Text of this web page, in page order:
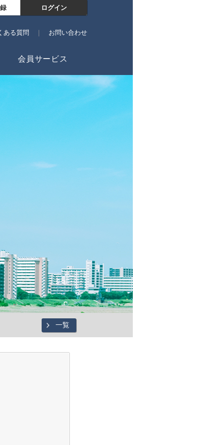
ログイン
会員サービス
ある質問 お問い合わせ
一覧